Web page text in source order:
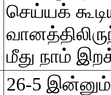
செய்யக்
மீது நாம்
26-5